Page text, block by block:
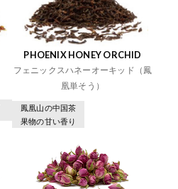
PHOENIX HONEY ORCHID
フェニックスハネーオーキッド（鳳
凰単そう）
鳳凰山の中国茶
果物の甘い香り